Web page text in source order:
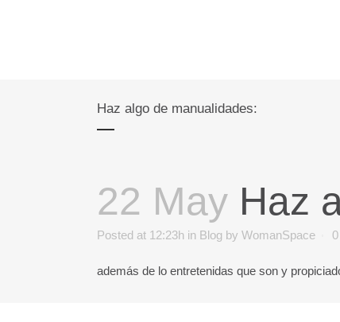
Haz algo de manualidades:
22 May Haz
Posted at 12:23h in Blog by WomanSpace 0
además de lo entretenidas que son y